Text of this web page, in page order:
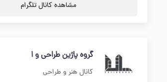
مشاهده کانال تلگرام
گروه پاژین طراحی و ا
کانال هنر و طراحی